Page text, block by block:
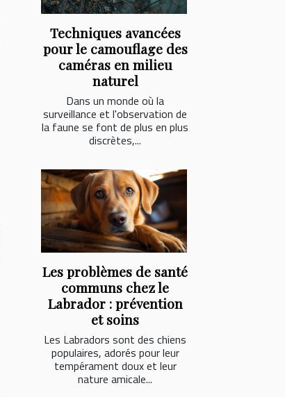
Techniques avancées
pour le camouflage des
caméras en milieu
naturel
Dans un monde où la
surveillance et l'observation de
la faune se font de plus en plus
discrètes,...
Les problèmes de santé
communs chez le
Labrador : prévention
et soins
Les Labradors sont des chiens
populaires, adorés pour leur
tempérament doux et leur
nature amicale...